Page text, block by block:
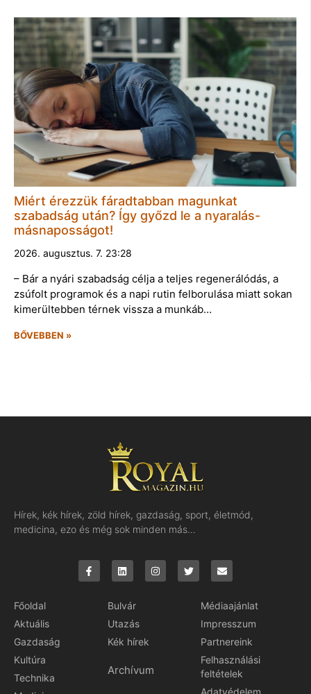
Miért érezzük fáradtabban magunkat
szabadság után? Így győzd le a nyaralás-
másnaposságot!
2026. augusztus. 7. 23:28
– Bár a nyári szabadság célja a teljes regenerálódás, a
zsúfolt programok és a napi rutin felborulása miatt sokan
kimerültebben térnek vissza a munkáb…
BŐVEBBEN »
Hírek, kék hírek, zöld hírek, gazdaság, sport, életmód,
medicina, ezo és még sok minden más…
Főoldal
Aktuális
Gazdaság
Kultúra
Technika
Bulvár
Utazás
Kék hírek
Archívum
Médiaajánlat
Impresszum
Partnereink
Felhasználási
feltételek
Adatvédelem